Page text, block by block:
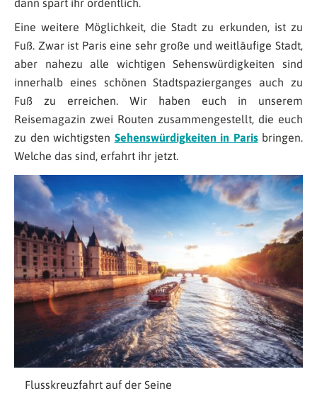
dann spart ihr ordentlich.
Eine weitere Möglichkeit, die Stadt zu erkunden, ist zu
Fuß. Zwar ist Paris eine sehr große und weitläufige Stadt,
aber nahezu alle wichtigen Sehenswürdigkeiten sind
innerhalb eines schönen Stadtspazierganges auch zu
Fuß zu erreichen. Wir haben euch in unserem
Reisemagazin zwei Routen zusammengestellt, die euch
zu den wichtigsten Sehenswürdigkeiten in Parisbringen.
Welche das sind, erfahrt ihr jetzt.
Flusskreuzfahrt auf der Seine